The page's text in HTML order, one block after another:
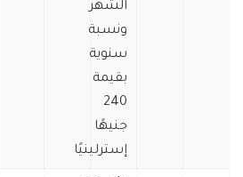
الشهر
ونسبة
سنوية
بقيمة
240
جنيهًا
إسترلينيًا